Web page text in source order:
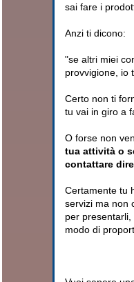
sai fare i
Anzi ti dicono:
"se altri miei
provvigione, io
Certo non ti
tu vai in giro a
O forse non
tua attività o
contattare
Certamente tu
servizi ma non
per
modo di